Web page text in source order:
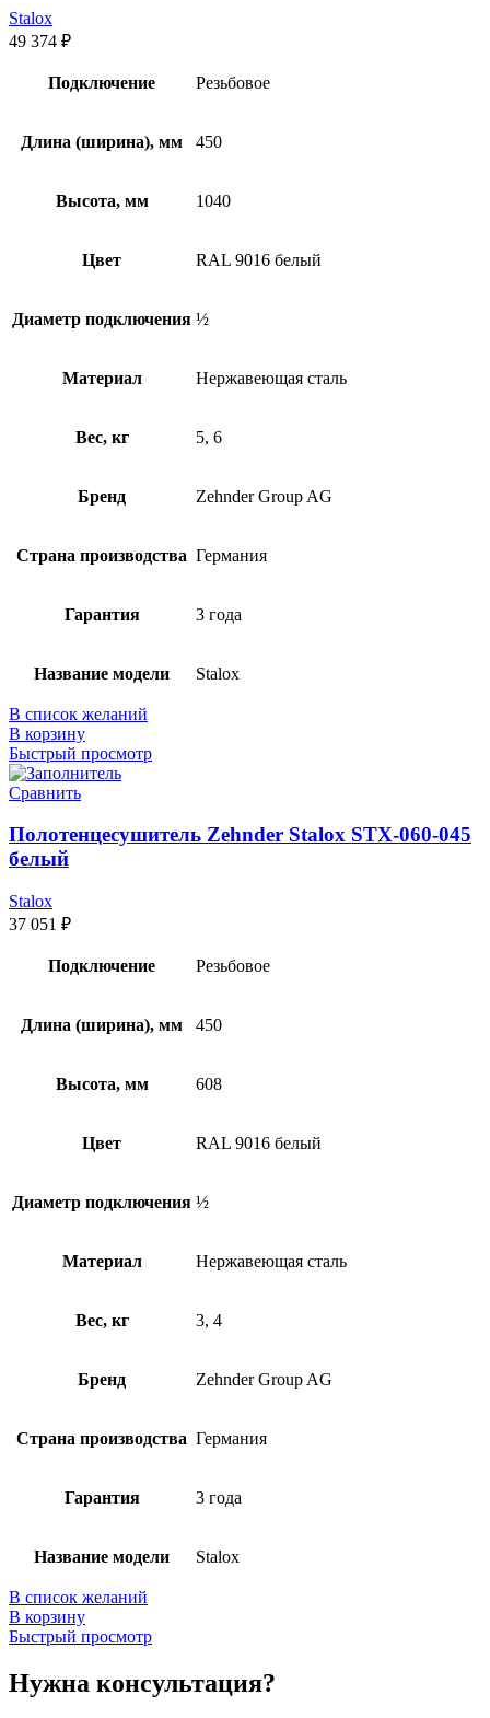
Stalox
49 374 ₽
Подключение Резьбовое
Длина (ширина), мм 450
Высота, мм 1040
Цвет RAL 9016 белый
Диаметр подключения ½
Материал Нержавеющая сталь
Вес, кг 5, 6
Бренд Zehnder Group AG
Страна производства Германия
Гарантия 3 года
Название модели Stalox
В список желаний
В корзину
Быстрый просмотр
Сравнить
Полотенцесушитель Zehnder Stalox STX-060-045
белый
Stalox
37 051 ₽
Подключение Резьбовое
Длина (ширина), мм 450
Высота, мм 608
Цвет RAL 9016 белый
Диаметр подключения ½
Материал Нержавеющая сталь
Вес, кг 3, 4
Бренд Zehnder Group AG
Страна производства Германия
Гарантия 3 года
Название модели Stalox
В список желаний
В корзину
Быстрый просмотр
Нужна консультация?